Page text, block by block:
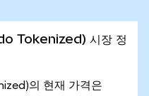
Tokenized) 시장 정
의 현재 가격은